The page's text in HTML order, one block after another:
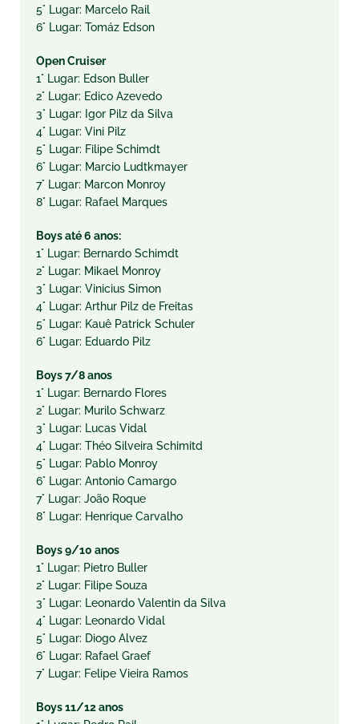
5° Lugar: Marcelo Rail
6° Lugar: Tomáz Edson
Open Cruiser
1° Lugar: Edson Buller
2° Lugar: Edico Azevedo
3° Lugar: Igor Pilz da Silva
4° Lugar: Vini Pilz
5° Lugar: Filipe Schimdt
6° Lugar: Marcio Ludtkmayer
7° Lugar: Marcon Monroy
8° Lugar: Rafael Marques
Boys até 6 anos:
1° Lugar: Bernardo Schimdt
2° Lugar: Mikael Monroy
3° Lugar: Vinicius Simon
4° Lugar: Arthur Pilz de Freitas
5° Lugar: Kauê Patrick Schuler
6° Lugar: Eduardo Pilz
Boys 7/8 anos
1° Lugar: Bernardo Flores
2° Lugar: Murilo Schwarz
3° Lugar: Lucas Vidal
4° Lugar: Théo Silveira Schimitd
5° Lugar: Pablo Monroy
6° Lugar: Antonio Camargo
7° Lugar: João Roque
8° Lugar: Henrique Carvalho
Boys 9/10 anos
1° Lugar: Pietro Buller
2° Lugar: Filipe Souza
3° Lugar: Leonardo Valentin da Silva
4° Lugar: Leonardo Vidal
5° Lugar: Diogo Alvez
6° Lugar: Rafael Graef
7° Lugar: Felipe Vieira Ramos
Boys 11/12 anos